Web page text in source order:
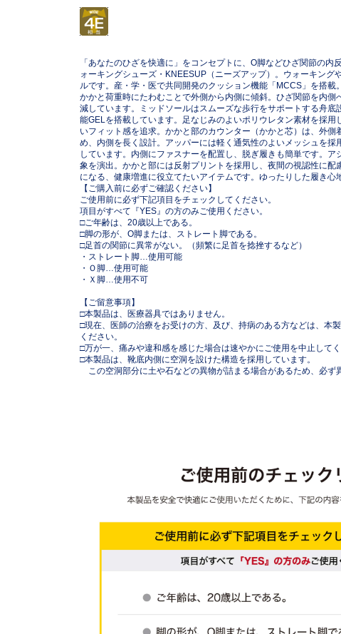
「あなたのひざを快適に」をコンセプトに、O脚などひざ関節の内
ォーキングシューズ・KNEESUP（ニーズアップ）。ウォーキング
ルです。産・学・医で共同開発のクッション機能「MCCS」を搭載
かかと荷重時にたわむことで外側から内側に傾斜。ひざ関節を内側
減しています。ミッドソールはスムーズな歩行をサポートする舟底
能GELを搭載しています。足なじみのよいポリウレタン素材を採用
いフィット感を追求。かかと部のカウンター（かかと芯）は、外側
め、内側を長く設計。アッパーには軽く通気性のよいメッシュを採
しています。内側にファスナーを配置し、脱ぎ履きも簡単です。ア
象を演出。かかと部には反射プリントを採用し、夜間の視認性に配
になる、健康増進に役立てたいアイテムです。ゆったりした履き心
【ご購入前に必ずご確認ください】
ご使用前に必ず下記項目をチェックしてください。
項目がすべて『YES』の方のみご使用ください。
□ご年齢は、20歳以上である。
□脚の形が、O脚または、ストレート脚である。
□足首の関節に異常がない。（頻繁に足首を捻挫するなど）
・ストレート脚…使用可能
・Ｏ脚…使用可能
・Ｘ脚…使用不可
【ご留意事項】
□本製品は、医療器具ではありません。
□現在、医師の治療をお受けの方、及び、持病のある方などは、本
ください。
□万が一、痛みや違和感を感じた場合は速やかにご使用を中止してく
□本製品は、靴底内側に空洞を設けた構造を採用しています。
この空洞部分に土や石などの異物が詰まる場合があるため、必ず